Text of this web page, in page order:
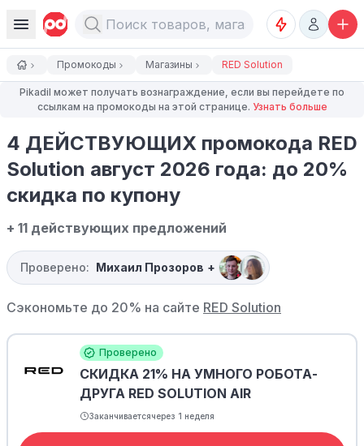
Промокоды Магазины RED Solution
Pikadil может получать вознаграждение, если вы перейдете по
ссылкам на промокоды на этой странице. Узнать больше
4 ДЕЙСТВУЮЩИХ промокода RED
Solution август 2026 года: до 20%
скидка по купону
+ 11 действующих предложений
Проверено: Михаил Прозоров +
Сэкономьте до 20% на сайте RED Solution
Проверено
СКИДКА 21% НА УМНОГО РОБОТА-
ДРУГА RED SOLUTION AIR
Заканчиваетсячерез 1 неделя